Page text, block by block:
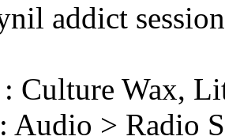
addict
Culture Wax,
Audio > Radio